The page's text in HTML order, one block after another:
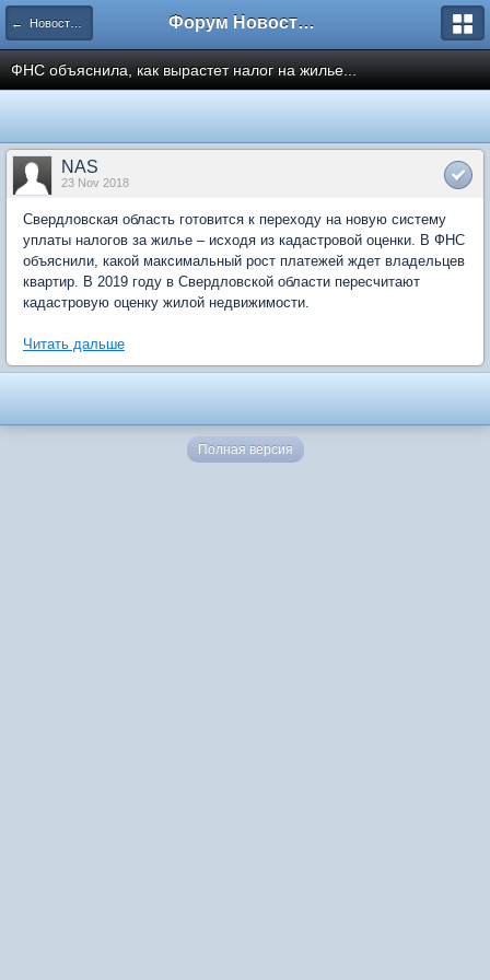
← Новости рынка недвижимости Форум Новостройки
ФНС объяснила, как вырастет налог на жилье...
NAS
23 Nov 2018
Свердловская область готовится к переходу на новую систему
уплаты налогов за жилье – исходя из кадастровой оценки. В ФНС
объяснили, какой максимальный рост платежей ждет владельцев
квартир. В 2019 году в Свердловской области пересчитают
кадастровую оценку жилой недвижимости.
Читать дальше
Полная версия